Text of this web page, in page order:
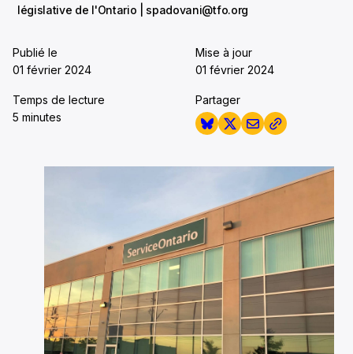
législative de l'Ontario | spadovani@tfo.org
Publié le
01 février 2024
Mise à jour
01 février 2024
Temps de lecture
5 minutes
Partager